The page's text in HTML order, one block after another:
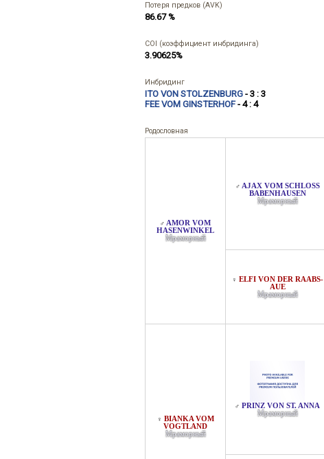
Потеря предков (AVK)
86.67 %
COI (коэффициент инбридинга)
3.90625%
Инбридинг
ITO VON STOLZENBURG - 3 : 3
FEE VOM GINSTERHOF- 4 : 4
Родословная
♂ AMOR VOM
HASENWINKEL
Мраморный
♂ AJAX VOM SCHLOSS B
ABENHAUSEN
Мраморный
♀ ELFI VON DER RAABS-
AUE
Мраморный
♀ BIANKA VOM
VOGTLAND
Мраморный
♂ PRINZ VON ST. ANNA
Мраморный